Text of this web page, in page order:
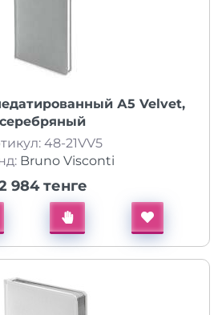
А5 Velvet,
серебряный
48-21VV5
Bruno Visconti
984 тенге